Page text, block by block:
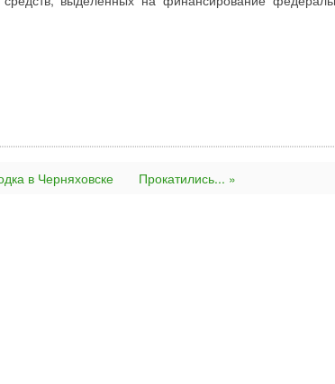
в Черняховске Прокатились... »